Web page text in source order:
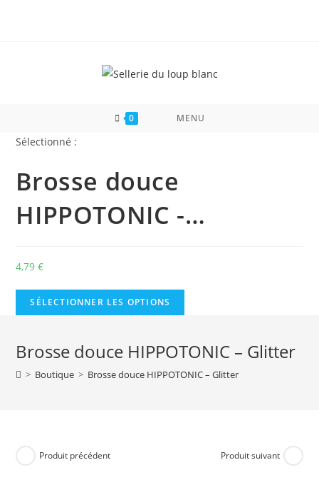
0 MENU
Sélectionné :
Brosse douce
HIPPOTONIC -…
4,79€
SÉLECTIONNER LES OPTIONS
Brosse douce HIPPOTONIC – Glitter
> Boutique > Brosse douce HIPPOTONIC – Glitter
Produit précédent Produit suivant